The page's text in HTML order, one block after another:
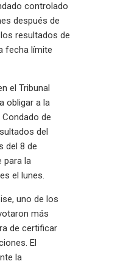
controlado
después de
resultados de
fecha límite
el Tribunal
obligar a la
de
del
del 8 de
para la
el lunes.
uno de los
más
de certificar
El
la